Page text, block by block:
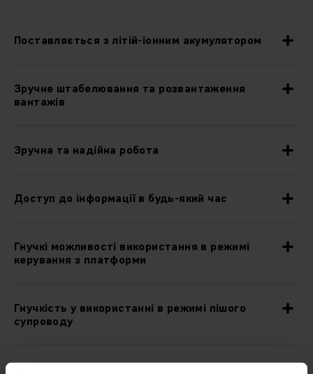
Поставляється з літій-іонним акумулятором
Зручне штабелювання та розвантаження
вантажів
Зручна та надійна робота
Доступ до інформації в будь-який час
Гнучкі можливості використання в режимі
керування з платформи
Гнучкість у використанні в режимі пішого
супроводу